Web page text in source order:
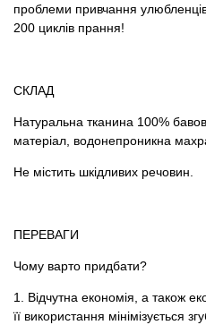
проблеми привчання
200 циклів прання!
СКЛАД
Натуральна тканина 100%
матеріал, водонепроникна
Не містить шкідливих речовин.
ПЕРЕВАГИ
Чому варто придбати?
1. Відчутна економія, а також
її використання мінімізується
Товари для коней
Хозряд - господарчі товари